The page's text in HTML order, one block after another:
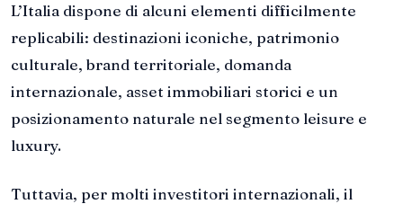
L’Italia dispone di alcuni elementi difficilmente
replicabili: destinazioni iconiche, patrimonio
culturale, brand territoriale, domanda
internazionale, asset immobiliari storici e un
posizionamento naturale nel segmento leisure e
luxury.
Tuttavia, per molti investitori internazionali, il